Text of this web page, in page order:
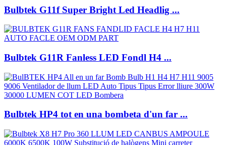
Bulbtek G11f Super Bright Led Headlig ...
Bulbtek G11R Fanless LED Fondl H4 ...
Bulbtek HP4 tot en una bombeta d'un far ...